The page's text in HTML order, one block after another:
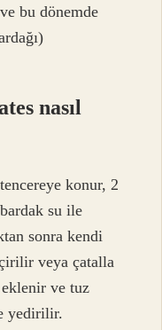
bu dönemde
nasıl
konur, 2
su ile
sonra kendi
veya çatalla
eklenir ve tuz
yedirilir.